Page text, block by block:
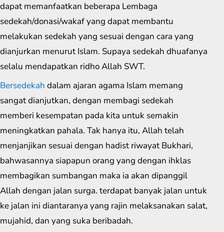
dapat memanfaatkan beberapa Lembaga
sedekah/donasi/wakaf yang dapat membantu
melakukan sedekah yang sesuai dengan cara yang
dianjurkan menurut Islam. Supaya sedekah dhuafanya
selalu mendapatkan ridho Allah SWT.
Bersedekah dalam ajaran agama Islam memang
sangat dianjutkan, dengan membagi sedekah
memberi kesempatan pada kita untuk semakin
meningkatkan pahala. Tak hanya itu, Allah telah
menjanjikan sesuai dengan hadist riwayat Bukhari,
bahwasannya siapapun orang yang dengan ihklas
membagikan sumbangan maka ia akan dipanggil
Allah dengan jalan surga. terdapat banyak jalan untuk
ke jalan ini diantaranya yang rajin melaksanakan salat,
mujahid, dan yang suka beribadah.